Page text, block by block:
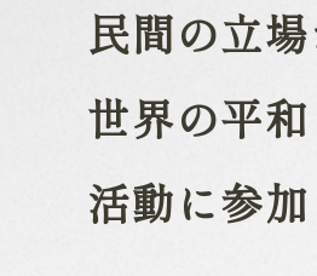
民間の立
世界の平
活動に参